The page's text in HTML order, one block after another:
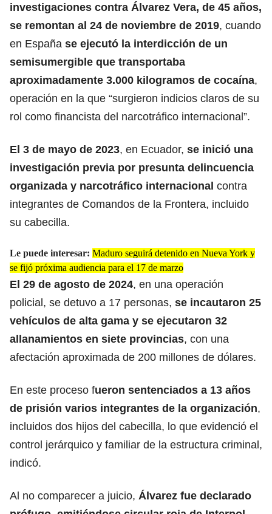
investigaciones contra Álvarez Vera, de 45 años,
se remontan al 24 de noviembre de 2019, cuando
en España se ejecutó la interdicción de un
semisumergible que transportaba
aproximadamente 3.000 kilogramos de cocaína,
operación en la que “surgieron indicios claros de su
rol como financista del narcotráfico internacional”.
El 3 de mayo de 2023, en Ecuador, se inició una
investigación previa por presunta delincuencia
organizada y narcotráfico internacional contra
integrantes de Comandos de la Frontera, incluido
su cabecilla.
Le puede interesar: Maduro seguirá detenido en Nueva York y
se fijó próxima audiencia para el 17 de marzo
El 29 de agosto de 2024, en una operación
policial, se detuvo a 17 personas, se incautaron 25
vehículos de alta gama y se ejecutaron 32
allanamientos en siete provincias, con una
afectación aproximada de 200 millones de dólares.
En este proceso fueron sentenciados a 13 años
de prisión varios integrantes de la organización,
incluidos dos hijos del cabecilla, lo que evidenció el
control jerárquico y familiar de la estructura criminal,
indicó.
Al no comparecer a juicio, Álvarez fue declarado